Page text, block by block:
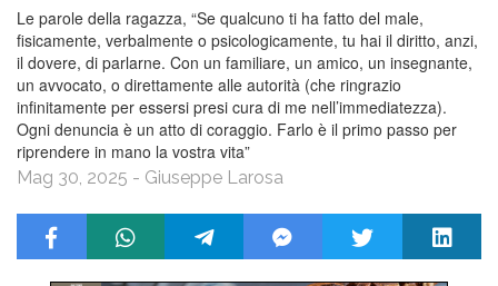
Le parole della ragazza, “Se qualcuno ti ha fatto del male,
fisicamente, verbalmente o psicologicamente, tu hai il diritto, anzi,
il dovere, di parlarne. Con un familiare, un amico, un insegnante,
un avvocato, o direttamente alle autorità (che ringrazio
infinitamente per essersi presi cura di me nell’immediatezza).
Ogni denuncia è un atto di coraggio. Farlo è il primo passo per
riprendere in mano la vostra vita”
Mag 30, 2025 - Giuseppe Larosa